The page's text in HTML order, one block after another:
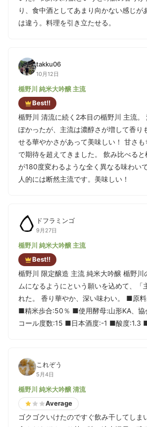
り、食中酒としてあまり向かない感じが
は違う。料理を引き立たせる。
takku06
10月12日
楯野川 純米大吟醸 主流
Best!!
楯野川 清流に続く2本目の楯野川 主流。
ぽかったが、主流は濃醇さが増して香り
せる華やかさがあって美味しい！ 甘さ
で期待を超えてきました。 飲み比べる
が180度変わるような全く異なる味わい
人的には断然主流です。美味しい！
ドフラミンゴ
9月27日
楯野川 純米大吟醸 主流
Best!!
楯野川 限定醸造 主流 純米大吟醸 楯野川
ムになるようにという願いを込めて、「
れた。 香り華やか、深い味わい。 ■原
■精米歩合:50％ ■使用酵母:山形KA、
コール度数:15 ■日本酒度:-1 ■酸度:1.3
これぞう
5月4日
楯野川 純米大吟醸 清流
Average
ゴクゴクいけたのですぐ飲み干してしま